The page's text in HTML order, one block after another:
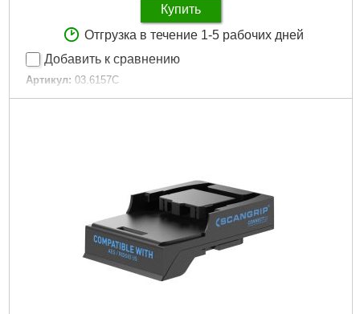
Купить
Отгрузка в течение 1-5 рабочих дней
Добавить к сравнению
Артикул: 03.6157C
Код товара: 29.43.78